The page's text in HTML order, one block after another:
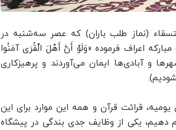
(نماز طلب باران) که عصر سه‌شنبه در
برگزار شد، اظهار کرد: خدای متعال در آیه 96 سوره مبارکه اعراف فرموده «وَلَوْ أَنَّ أَهْلَ الْقُرَى آمَنُوا
و آبادی‌ها ایمان می‌آوردند و پرهیزکاری
قرائت قرآن و همه این موارد برای این
دهیم، یکی از وظایف جدی بندگی در پیشگاه